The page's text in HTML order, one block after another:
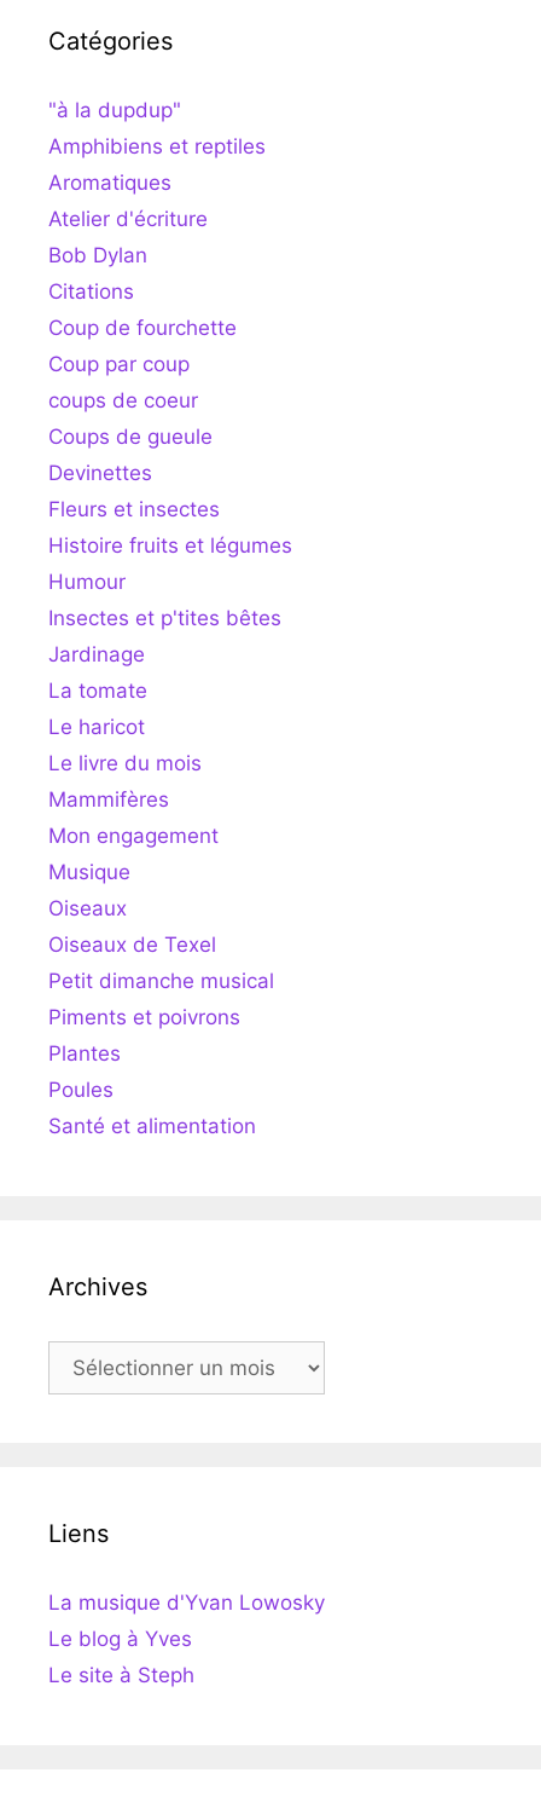
Catégories
"à la dupdup"
Amphibiens et reptiles
Aromatiques
Atelier d'écriture
Bob Dylan
Citations
Coup de fourchette
Coup par coup
coups de coeur
Coups de gueule
Devinettes
Fleurs et insectes
Histoire fruits et légumes
Humour
Insectes et p'tites bêtes
Jardinage
La tomate
Le haricot
Le livre du mois
Mammifères
Mon engagement
Musique
Oiseaux
Oiseaux de Texel
Petit dimanche musical
Piments et poivrons
Plantes
Poules
Santé et alimentation
Archives
Archives
Liens
La musique d'Yvan Lowosky
Le blog à Yves
Le site à Steph